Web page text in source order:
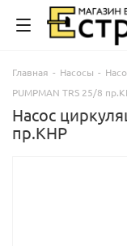
Главная - Насосы -
PUMPMAN TRS 25/8
Насос
пр.КНР